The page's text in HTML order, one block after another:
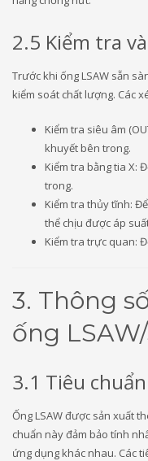
2.5 Kiểm tra
Trước khi ống LSAW sẵn
kiểm soát chất lượng. Các
Kiểm tra siêu âm
khuyết bên trong.
Kiểm tra bằng tia X:
trong.
Kiểm tra thủy tĩnh:
thể chịu được áp
Kiểm tra trực quan:
3. Thông
ống
3.1 Tiêu
Ống LSAW được sản xuất
chuẩn này đảm bảo tính
ứng dụng khác nhau. Các